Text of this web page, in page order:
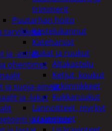
trimmerit
Puutarhan hoito
Kastelukannut
Kateharsot
Kukat ja ruukut
Altakastelu
Ketjut, koukut
ja kiinnikkeet
Kukkaruukut
Lannoitteet, myrkyt
ja siemenet
tarvikkeet
ja -astiat
ohentimet
ja suoja-aineet
ja -lakat
ja laatoitus